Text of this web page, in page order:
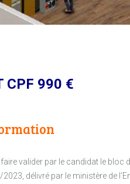
CPF 990 €
valider par le candidat le bloc
délivré par le ministère de